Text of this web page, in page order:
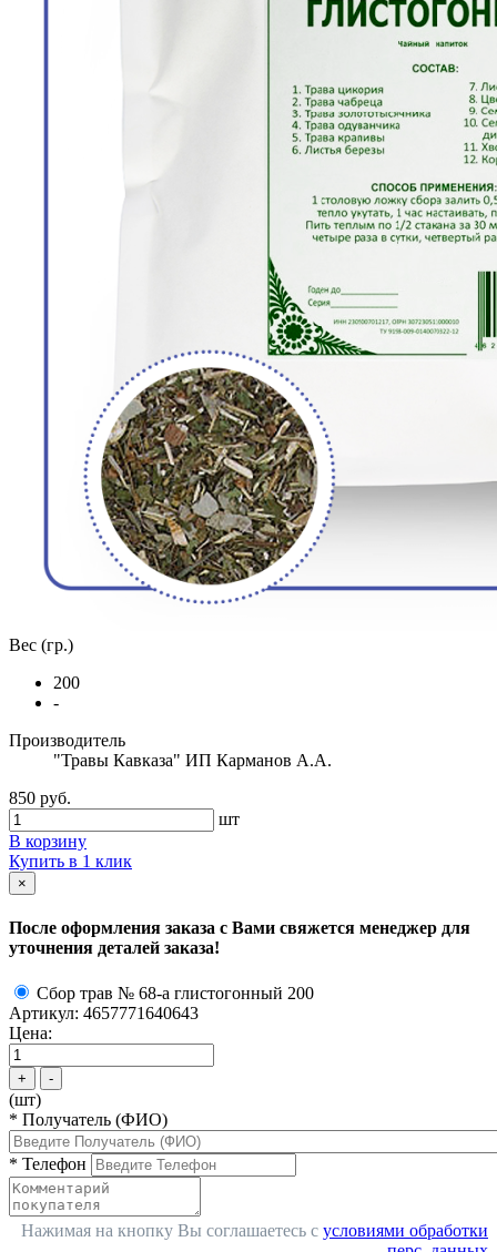
Вес (гр.)
200
-
Производитель
"Травы Кавказа" ИП Карманов А.А.
850 руб.
шт
В корзину
Купить в 1 клик
×
После оформления заказа с Вами свяжется менеджер для
уточнения деталей заказа!
Сбор трав № 68-а глистогонный 200
Артикул: 4657771640643
Цена:
+ -
(шт)
* Получатель (ФИО)
* Телефон
Нажимая на кнопку Вы соглашаетесь с условиями обработки